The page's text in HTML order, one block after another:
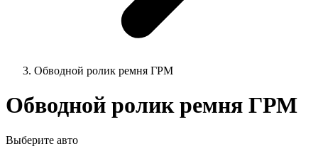
Обводной ролик ремня ГРМ
Обводной ролик ремня ГРМ
Выберите авто